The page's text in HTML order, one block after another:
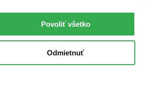
Povoliť všetko
Odmietnuť